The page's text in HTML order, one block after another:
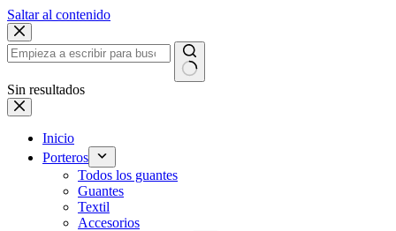
Saltar al contenido
Sin resultados
Inicio
Porteros
Todos los guantes
Guantes
Textil
Accesorios